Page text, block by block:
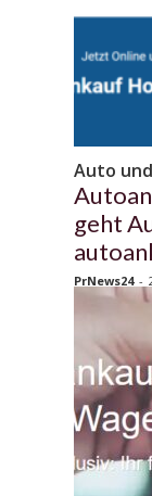
Auto
geht
PrNews24 -